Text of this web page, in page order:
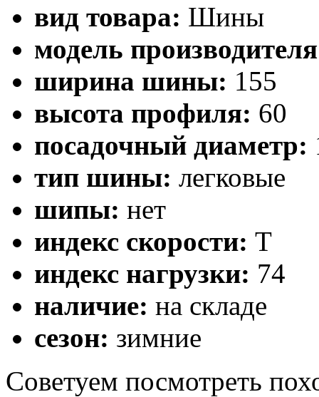
вид товара: Шины
модель
ширина шины: 155
высота профиля: 60
посадочный диаметр:
тип шины: легковые
шипы: нет
индекс скорости: T
индекс нагрузки: 74
наличие: на складе
сезон: зимние
Cоветуем посмотреть